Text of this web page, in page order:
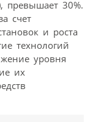
превышает 30%.
счет
и роста
технологий
уровня
их